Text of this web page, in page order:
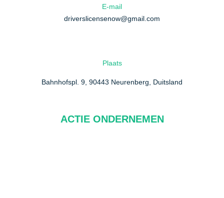
ACTIE ONDERNEMEN
E-mail
driverslicensenow@gmail.com
Plaats
Bahnhofspl. 9, 90443 Neurenberg, Duitsland